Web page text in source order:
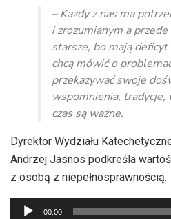
dźwiękowych– Każdy z nas ma
i zrozumianym a
starsze, bo mają
chcą mówić o
przekazywać swoje
wspomnienia, tradycje,
czas są ważne.
Dyrektor Wydziału
Andrzej Jasnos podkreśla
z osobą z niepełnosprawnością.
Odtwarzacz
00:00